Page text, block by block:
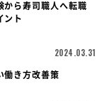
から寿司職人へ転職
ント
2024.03.31
働き方改善策